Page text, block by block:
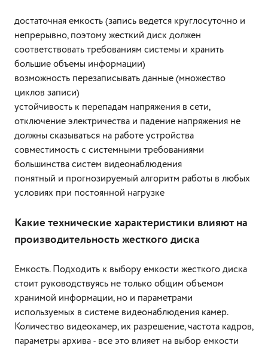
достаточная емкость (запись ведется круглосуточно и
непрерывно, поэтому жесткий диск должен
соответствовать требованиям системы и хранить
большие объемы информации)
возможность перезаписывать данные (множество
циклов записи)
устойчивость к перепадам напряжения в сети,
отключение электричества и падение напряжения не
должны сказываться на работе устройства
совместимость с системными требованиями
большинства систем видеонаблюдения
понятный и прогнозируемый алгоритм работы в любых
условиях при постоянной нагрузке
Какие технические характеристики влияют на
производительность жесткого диска
Емкость. Подходить к выбору емкости жесткого диска
стоит руководствуясь не только общим объемом
хранимой информации, но и параметрами
используемых в системе видеонаблюдения камер.
Количество видеокамер, их разрешение, частота кадров,
параметры архива - все это влияет на выбор емкости